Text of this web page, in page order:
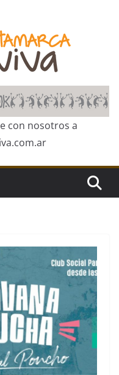
con nosotros a